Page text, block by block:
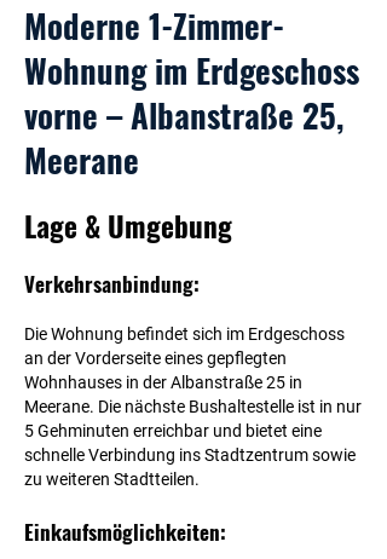
Moderne 1-Zimmer-
Wohnung im Erdgeschoss
vorne – Albanstraße 25,
Meerane
Lage & Umgebung
Verkehrsanbindung:
Die Wohnung befindet sich im Erdgeschoss
an der Vorderseite eines gepflegten
Wohnhauses in der Albanstraße 25 in
Meerane. Die nächste Bushaltestelle ist in nur
5 Gehminuten erreichbar und bietet eine
schnelle Verbindung ins Stadtzentrum sowie
zu weiteren Stadtteilen.
Einkaufsmöglichkeiten: